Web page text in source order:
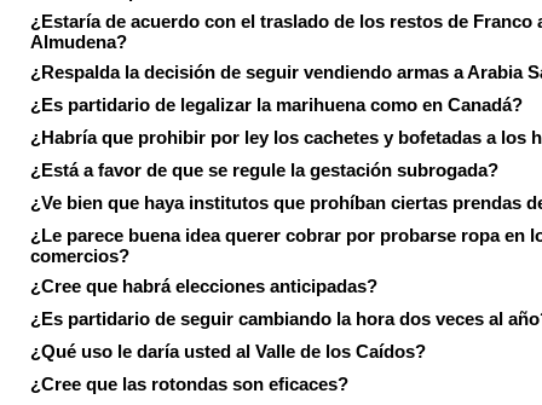
¿Estaría de acuerdo con el traslado de los restos de Franco
Almudena?
¿Respalda la decisión de seguir vendiendo armas a Arabia
¿Es partidario de legalizar la marihuena como en Canadá?
¿Habría que prohibir por ley los cachetes y bofetadas a los
¿Está a favor de que se regule la gestación subrogada?
¿Ve bien que haya institutos que prohíban ciertas prendas
¿Le parece buena idea querer cobrar por probarse ropa en
comercios?
¿Cree que habrá elecciones anticipadas?
¿Es partidario de seguir cambiando la hora dos veces al
¿Qué uso le daría usted al Valle de los Caídos?
¿Cree que las rotondas son eficaces?